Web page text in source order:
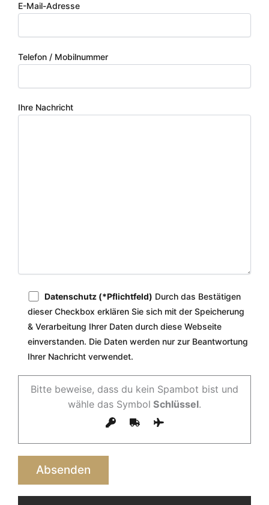
E-Mail-Adresse
Telefon / Mobilnummer
Ihre Nachricht
Datenschutz (*Pflichtfeld) Durch das Bestätigen
dieser Checkbox erklären Sie sich mit der Speicherung
& Verarbeitung Ihrer Daten durch diese Webseite
einverstanden. Die Daten werden nur zur Beantwortung
Ihrer Nachricht verwendet.
Bitte beweise, dass du kein Spambot bist und
wähle das Symbol Schlüssel.